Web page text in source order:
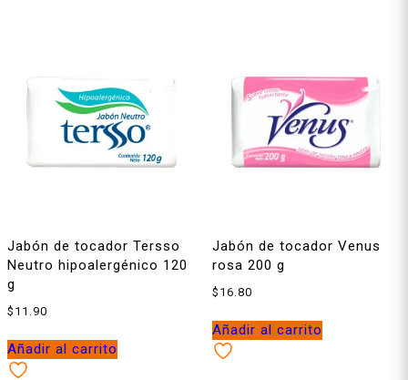
Jabón de tocador Tersso
Neutro hipoalergénico 120
g
$ 11.90
Añadir al carrito
Jabón de tocador Venus
rosa 200 g
$ 16.80
Añadir al carrito